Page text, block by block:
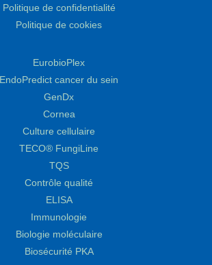
Politique de confidentialité
Politique de cookies
EurobioPlex
EndoPredict cancer du sein
GenDx
Cornea
Culture cellulaire
TECO® FungiLine
TQS
Contrôle qualité
ELISA
Immunologie
Biologie moléculaire
Biosécurité PKA